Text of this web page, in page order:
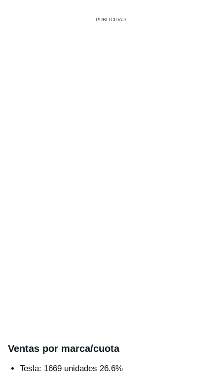
Ventas por marca/cuota
Tesla: 1669 unidades 26.6%